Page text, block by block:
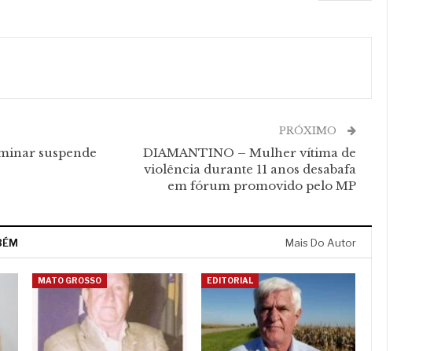
suspende
PRÓXIMO
DIAMANTINO – Mulher vítima de
violência durante 11 anos desabafa
em fórum promovido pelo MP
Mais Do Autor
MATO GROSSO EDITORIAL